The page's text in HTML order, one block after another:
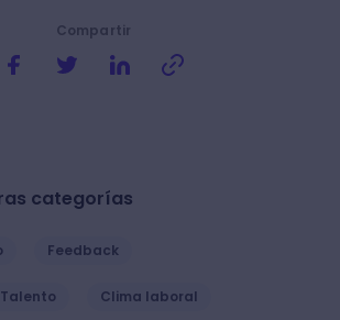
Compartir
categorías
Feedback
Clima laboral